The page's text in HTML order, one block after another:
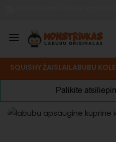
SQUISHY ŽAISLAILABUBU
Palikite